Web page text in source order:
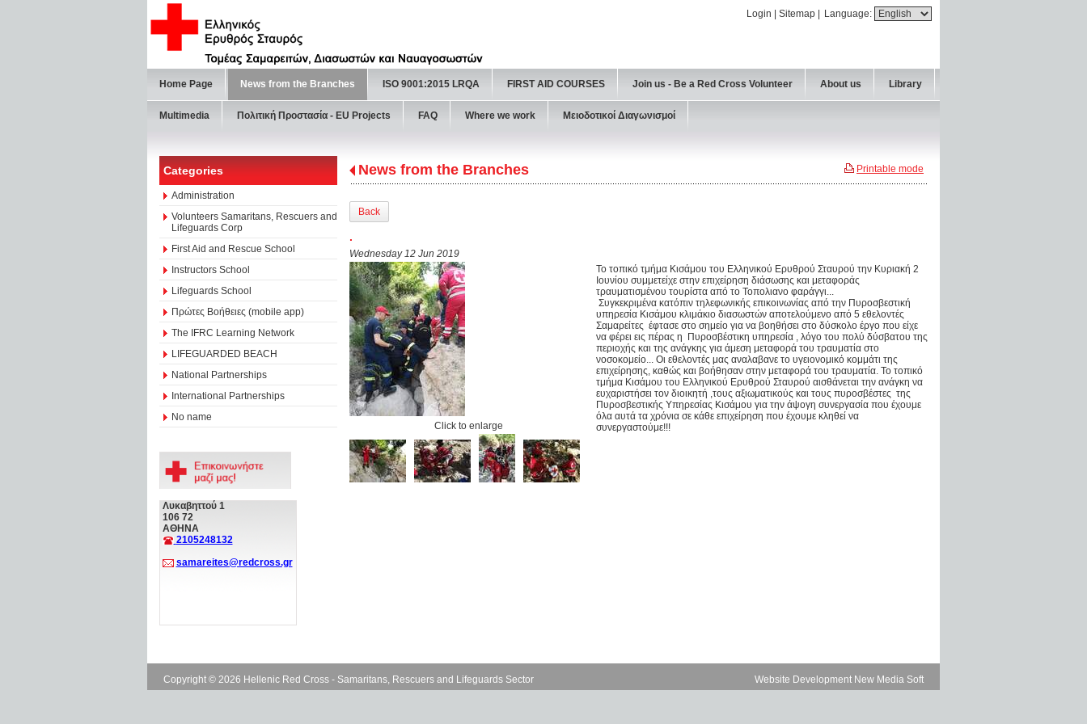
Language:
Login Sitemap
Home Page News from the Branches ISO 9001:2015 LRQA FIRST AID COURSES Join us - Be a Red Cross Volunteer About us Library
Multimedia Πολιτική Προστασία - ΕU Projects FAQ Where we work Μειοδοτικοί Διαγωνισμοί
Categories
Administration
Volunteers Samaritans, Rescuers and
Lifeguards Corp
First Aid and Rescue School
Instructors School
Lifeguards School
Πρώτες Βοήθειες (mobile app)
The IFRC Learning Network
LIFEGUARDED BEACH
National Partnerships
International Partnerships
No name
Λυκαβηττού 1
106 72
ΑΘΗΝΑ
2105248132
samareites@redcross.gr
Printable mode
News from the Branches
Back
.
Wednesday 12 Jun 2019
Click to enlarge
Το τοπικό τμήμα Κισάμου του Ελληνικού Ερυθρού Σταυρού την Κυριακή 2
Ιουνίου συμμετείχε στην επιχείρηση διάσωσης και μεταφοράς
τραυματισμένου τουρίστα από το Τοπολιανο φαράγγι...
Συγκεκριμένα κατόπιν τηλεφωνικής επικοινωνίας από την Πυροσβεστική
υπηρεσία Κισάμου κλιμάκιο διασωστών αποτελούμενο από 5 εθελοντές
Σαμαρείτες έφτασε στο σημείο για να βοηθήσει στο δύσκολο έργο που είχε
να φέρει εις πέρας η Πυροσβέστικη υπηρεσία , λόγο του πολύ δύσβατου της
περιοχής και της ανάγκης για άμεση μεταφορά του τραυματία στο
νοσοκομείο... Οι εθελοντές μας αναλαβανε το υγειονομικό κομμάτι της
επιχείρησης, καθώς και βοήθησαν στην μεταφορά του τραυματία. Το τοπικό
τμήμα Κισάμου του Ελληνικού Ερυθρού Σταυρού αισθάνεται την ανάγκη να
ευχαριστήσει τον διοικητή ,τους αξιωματικούς και τους πυροσβέστες της
Πυροσβεστικής Υπηρεσίας Κισάμου για την άψογη συνεργασία που έχουμε
όλα αυτά τα χρόνια σε κάθε επιχείρηση που έχουμε κληθεί να
συνεργαστούμε!!!
Copyright © 2026 Hellenic Red Cross - Samaritans, Rescuers and Lifeguards Sector Website Development New Media Soft